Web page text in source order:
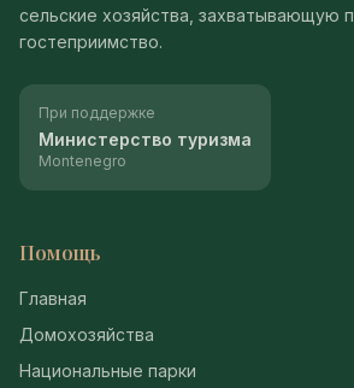
сельские хозяйства, захватывающую
гостеприимство.
При поддержке
Министерство туризма
Montenegro
Помощь
Главная
Домохозяйства
Национальные парки